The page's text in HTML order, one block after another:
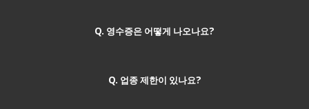
Q. 영수증은 어떻게 나오나요?
Q. 업종 제한이 있나요?